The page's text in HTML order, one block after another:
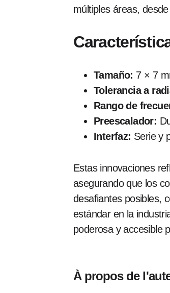
múltiples áreas,
Tamaño: 7 × 7
Tolerancia a
Rango de
Preescalador:
Interfaz: Serie y
Estas innovaciones
asegurando que los
desafiantes posibles,
estándar en la
poderosa y accesible
À propos de